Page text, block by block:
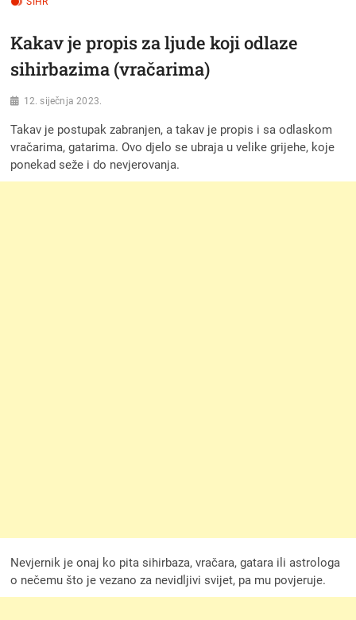
Kakav je propis za ljude koji odlaze
sihirbazima (vračarima)
12. siječnja 2023.
Takav je postupak zabranjen, a takav je propis i sa odlaskom
vračarima, gatarima. Ovo djelo se ubraja u velike grijehe, koje
ponekad seže i do nevjerovanja.
Nevjernik je onaj ko pita sihirbaza, vračara, gatara ili astrologa
o nečemu što je vezano za nevidljivi svijet, pa mu povjeruje.